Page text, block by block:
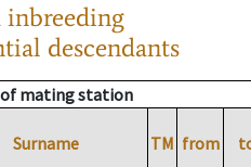
inbreeding
descendants
mating station
Surname TM from